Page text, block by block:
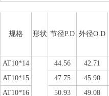
规格 形状 节径P.D 外径O.D
AT10*14 44.56 42.71
AT10*15
47.75 45.90
AT10*16
50.93 49.08